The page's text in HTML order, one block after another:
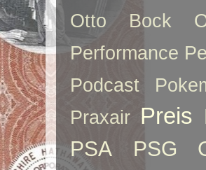
Otto Bock
Performance
Podcast
Praxair Preis
PSA
PSG